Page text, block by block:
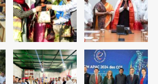
Team JHJ
पुरा महादेव से बेटियों के स्वास्थ्य और सुरक्षा का
संदेश